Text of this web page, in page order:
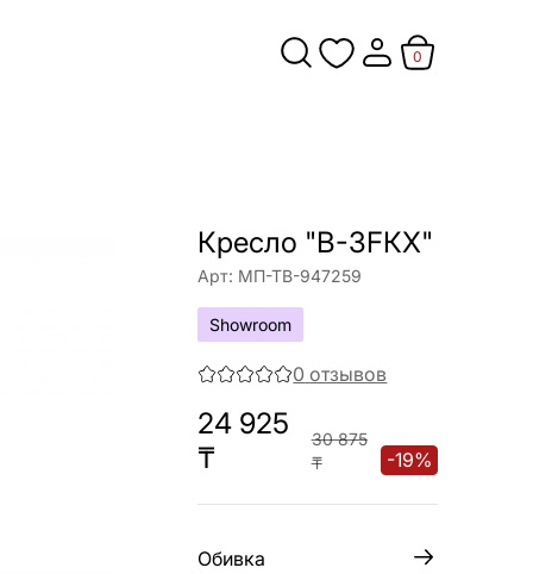
0
Кресло "B-3FКХ"
Арт: МП-ТВ-947259
Showroom
0 отзывов
24 925
₸
30 875
₸
-19%
Обивка